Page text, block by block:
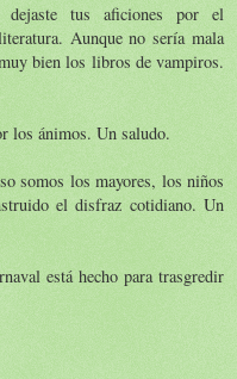
tus aficiones por el
Aunque no sería mala
bien los libros de vampiros.
los ánimos. Un saludo.
somos los mayores, los niños
el disfraz cotidiano. Un
está hecho para trasgredir